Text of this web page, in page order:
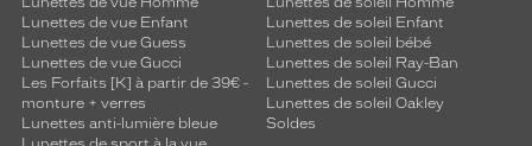
Lunettes de vue Enfant
Lunettes de vue Guess
Lunettes de vue Gucci
Les Forfaits [K] à partir de 39€ -
monture + verres
Lunettes anti-lumière bleue
Lunettes de soleil Enfant
Lunettes de soleil bébé
Lunettes de soleil Ray-Ban
Lunettes de soleil Gucci
Lunettes de soleil Oakley
Soldes